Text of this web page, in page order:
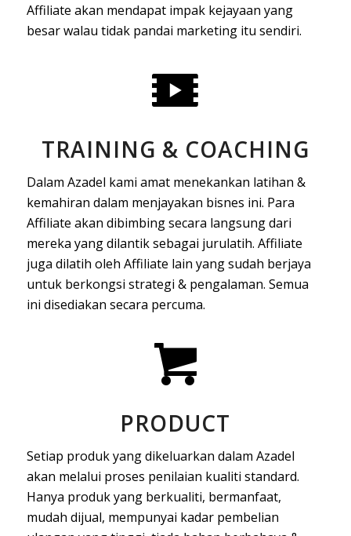
Affiliate akan mendapat impak kejayaan yang
besar walau tidak pandai marketing itu sendiri.
TRAINING & COACHING
Dalam Azadel kami amat menekankan latihan &
kemahiran dalam menjayakan bisnes ini. Para
Affiliate akan dibimbing secara langsung dari
mereka yang dilantik sebagai jurulatih. Affiliate
juga dilatih oleh Affiliate lain yang sudah berjaya
untuk berkongsi strategi & pengalaman. Semua
ini disediakan secara percuma.
PRODUCT
Setiap produk yang dikeluarkan dalam Azadel
akan melalui proses penilaian kualiti standard.
Hanya produk yang berkualiti, bermanfaat,
mudah dijual, mempunyai kadar pembelian